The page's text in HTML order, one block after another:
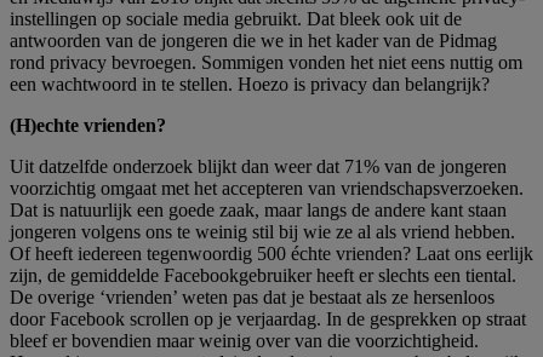
instellingen op sociale media gebruikt. Dat bleek ook uit de
antwoorden van de jongeren die we in het kader van de Pidmag
rond privacy bevroegen. Sommigen vonden het niet eens nuttig om
een wachtwoord in te stellen. Hoezo is privacy dan belangrijk?
(H)echte vrienden?
Uit datzelfde onderzoek blijkt dan weer dat 71% van de jongeren
voorzichtig omgaat met het accepteren van vriendschapsverzoeken.
Dat is natuurlijk een goede zaak, maar langs de andere kant staan
jongeren volgens ons te weinig stil bij wie ze al als vriend hebben.
Of heeft iedereen tegenwoordig 500 échte vrienden? Laat ons eerlijk
zijn, de gemiddelde Facebookgebruiker heeft er slechts een tiental.
De overige ‘vrienden’ weten pas dat je bestaat als ze hersenloos
door Facebook scrollen op je verjaardag. In de gesprekken op straat
bleef er bovendien maar weinig over van die voorzichtigheid.